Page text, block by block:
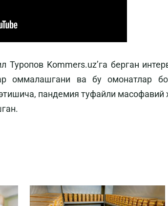
Kommers.uz’га берган
оммалашгани ва бу омонатлар
пандемия туфайли